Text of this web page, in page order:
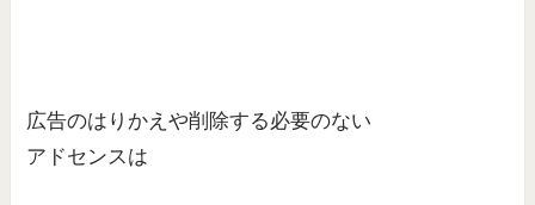
広告のはりかえや削除する必要のない
アドセンスは